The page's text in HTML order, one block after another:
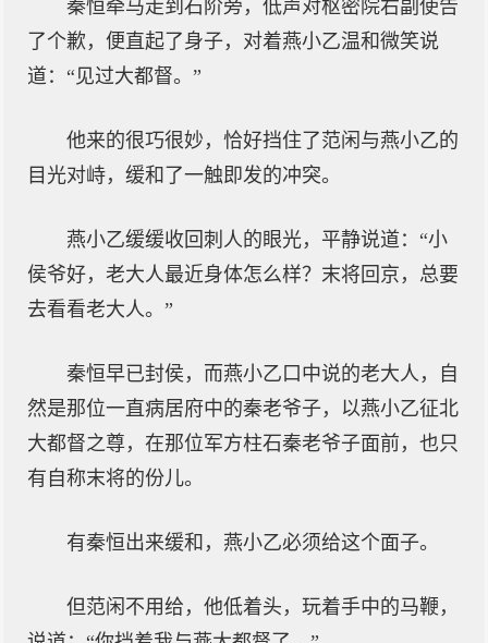
秦恒牵马走到石阶旁，低声对枢密院右副使告
了个歉，便直起了身子，对着燕小乙温和微笑说
道：“见过大都督。”
他来的很巧很妙，恰好挡住了范闲与燕小乙的
目光对峙，缓和了一触即发的冲突。
燕小乙缓缓收回刺人的眼光，平静说道：“小
侯爷好，老大人最近身体怎么样？末将回京，总要
去看看老大人。”
秦恒早已封侯，而燕小乙口中说的老大人，自
然是那位一直病居府中的秦老爷子，以燕小乙征北
大都督之尊，在那位军方柱石秦老爷子面前，也只
有自称末将的份儿。
有秦恒出来缓和，燕小乙必须给这个面子。
但范闲不用给，他低着头，玩着手中的马鞭，